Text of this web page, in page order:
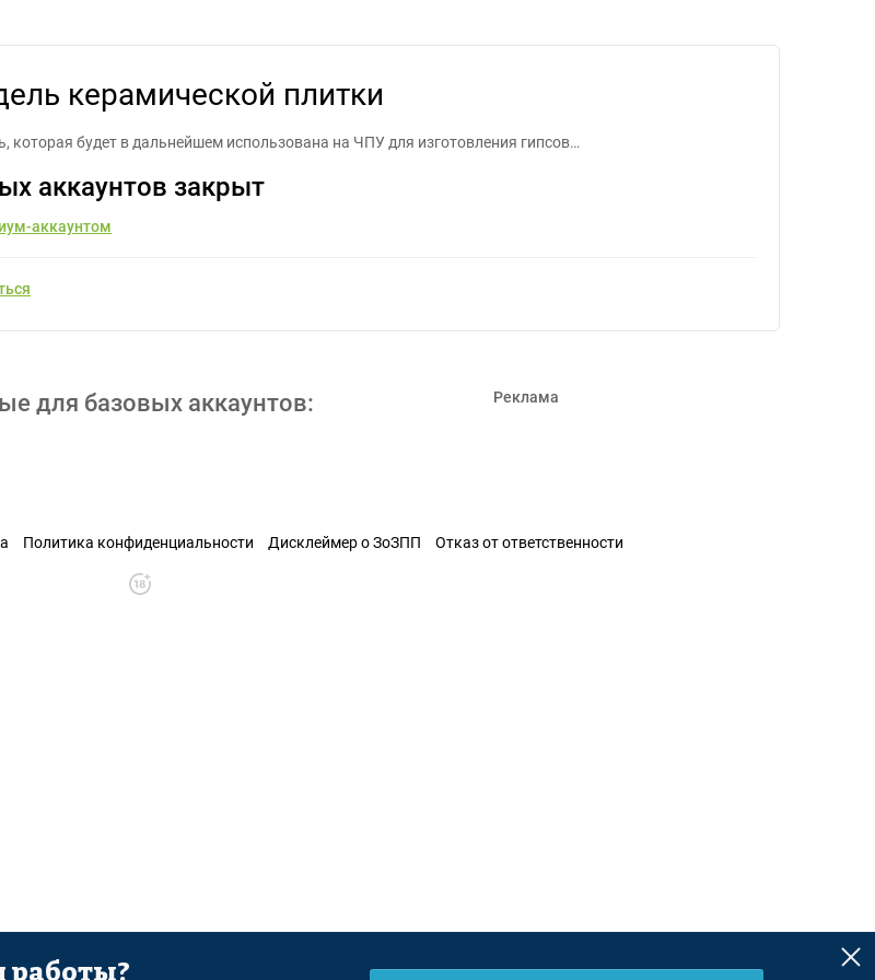
керамической плитки
будет в дальнейшем использована на ЧПУ для изготовления гипсов…
аккаунтов закрыт
аккаунтом
для базовых аккаунтов: Реклама
Политика конфиденциальности Дисклеймер о ЗоЗПП Отказ от ответственности
работы?